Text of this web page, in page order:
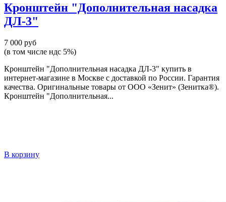
Кронштейн "Дополнительная насадка
ДЛ-3"
7 000 руб
(в том числе ндс 5%)
Кронштейн "Дополнительная насадка ДЛ-3" купить в
интернет-магазине в Москве с доставкой по России. Гарантия
качества. Оригинальные товары от ООО «Зенит» (Зенитка®).
Кронштейн "Дополнительная...
В корзину